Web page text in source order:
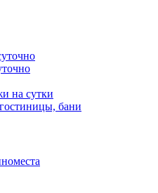
на сутки
бани